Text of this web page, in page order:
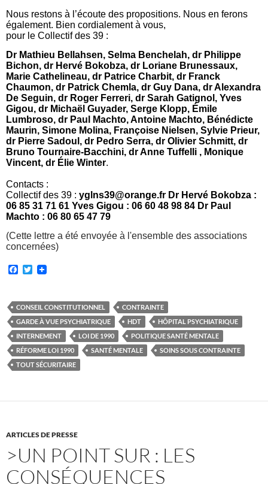
Nous restons à l’écoute des propositions. Nous en ferons
également. Bien cordialement à vous,
pour le Collectif des 39 :
Dr Mathieu Bellahsen, Selma Benchelah, dr Philippe
Bichon, dr Hervé Bokobza, dr Loriane Brunessaux,
Marie Cathelineau, dr Patrice Charbit, dr Franck
Chaumon, dr Patrick Chemla, dr Guy Dana, dr Alexandra
De Seguin, dr Roger Ferreri, dr Sarah Gatignol, Yves
Gigou, dr Michaël Guyader, Serge Klopp, Émile
Lumbroso, dr Paul Machto, Antoine Machto, Bénédicte
Maurin, Simone Molina, Françoise Nielsen, Sylvie Prieur,
dr Pierre Sadoul, dr Pedro Serra, dr Olivier Schmitt, dr
Bruno Tournaire-Bacchini, dr Anne Tuffelli , Monique
Vincent, dr Élie Winter.
Contacts :
Collectif des 39 : yglns39@orange.fr Dr Hervé Bokobza :
06 85 31 71 61 Yves Gigou : 06 60 48 98 84 Dr Paul
Machto : 06 80 65 47 79
(Cette lettre a été envoyée à l'ensemble des associations
concernées)
F
b
o
o
k
T
t
e
r
CONSEIL CONSTITUTIONNEL
CONTRAINTE
GARDE À VUE PSYCHIATRIQUE
HDT
HÔPITAL PSYCHIATRIQUE
INTERNEMENT
LOI DE 1990
POLITIQUE SANTÉ MENTALE
RÉFORME LOI 1990
SANTÉ MENTALE
SOINS SOUS CONTRAINTE
TOUT SÉCURITAIRE
ARTICLES DE PRESSE
>UN POINT SUR : LES
CONSÉQUENCES